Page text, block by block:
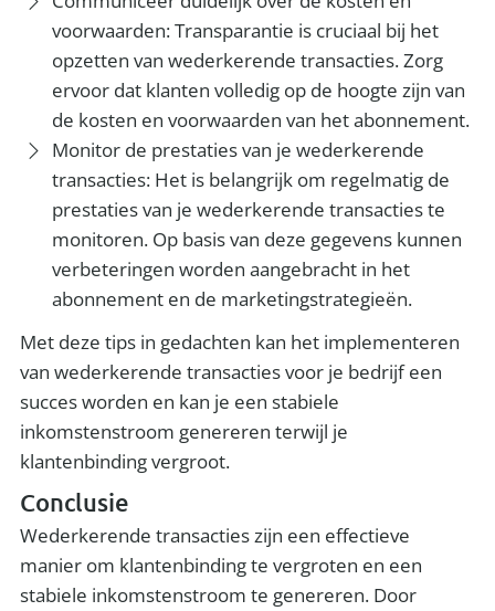
voorwaarden: Transparantie is cruciaal bij het
opzetten van wederkerende transacties. Zorg
ervoor dat klanten volledig op de hoogte zijn van
de kosten en voorwaarden van het abonnement.
Monitor de prestaties van je wederkerende
transacties: Het is belangrijk om regelmatig de
prestaties van je wederkerende transacties te
monitoren. Op basis van deze gegevens kunnen
verbeteringen worden aangebracht in het
abonnement en de marketingstrategieën.
Met deze tips in gedachten kan het implementeren
van wederkerende transacties voor je bedrijf een
succes worden en kan je een stabiele
inkomstenstroom genereren terwijl je
klantenbinding vergroot.
Conclusie
Wederkerende transacties zijn een effectieve
manier om klantenbinding te vergroten en een
stabiele inkomstenstroom te genereren. Door